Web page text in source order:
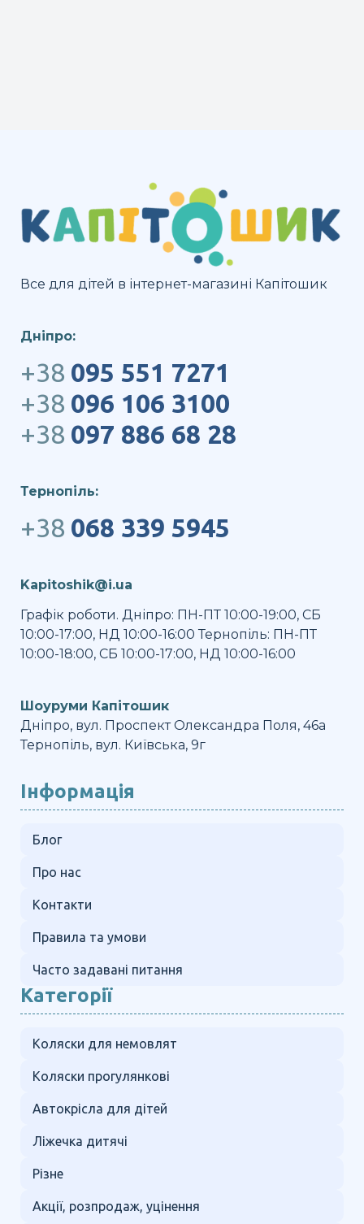
Все для дітей в інтернет-магазині Капітошик
Дніпро:
+38 095 551 7271
+38 096 106 3100
+38 097 886 68 28
Тернопіль:
+38 068 339 5945
Kapitoshik@i.ua
Графік роботи. Дніпро: ПН-ПТ 10:00-19:00, СБ
10:00-17:00, НД 10:00-16:00 Тернопіль: ПН-ПТ
10:00-18:00, СБ 10:00-17:00, НД 10:00-16:00
Шоуруми Капітошик
Дніпро, вул. Проспект Олександра Поля, 46а
Тернопіль, вул. Київська, 9г
Інформація
Блог
Про нас
Контакти
Правила та умови
Часто задавані питання
Категорії
Коляски для немовлят
Коляски прогулянкові
Автокрісла для дітей
Ліжечка дитячі
Різне
Акції, розпродаж, уцінення